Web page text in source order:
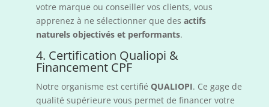
votre marque ou conseiller vos clients, vous
apprenez à ne sélectionner que des actifs
naturels objectivés et performants.
4. Certification Qualiopi &
Financement CPF
Notre organisme est certifié QUALIOPI. Ce gage de
qualité supérieure vous permet de financer votre